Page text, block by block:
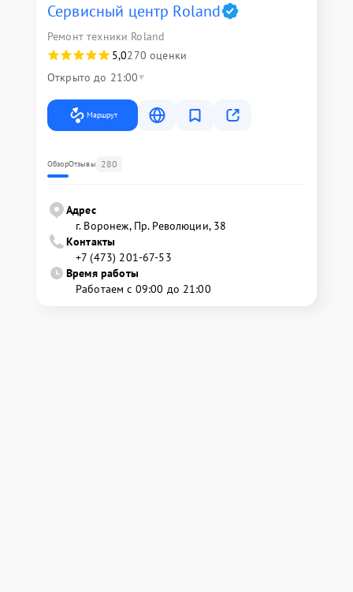
Сервисный центр Roland
Ремонт техники Roland
5,0270 оценки
Открыто до 21:00
Маршрут
ОбзорОтзывы 280
Адрес
г. Воронеж, Пр. Революции, 38
Контакты
+7 (473) 201-67-53
Время работы
Работаем с 09:00 до 21:00